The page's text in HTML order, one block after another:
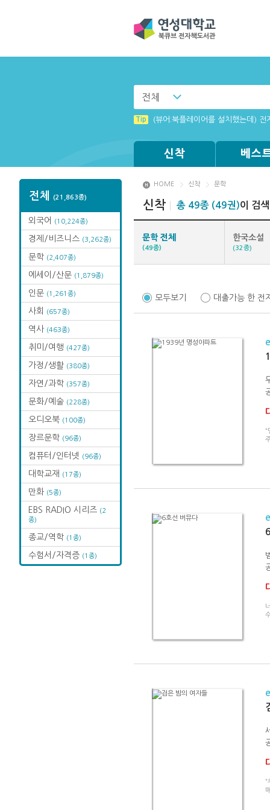
전체
Tip [003] 홈페이지_추천도서 기능 설
신착 베스
전체 (21,863종)
외국어 (10,224종)
경제/비즈니스 (3,262종)
문학 (2,407종)
에세이/산문 (1,879종)
인문 (1,261종)
사회 (657종)
역사 (463종)
취미/여행 (427종)
가정/생활 (380종)
자연/과학 (357종)
문화/예술 (228종)
오디오북 (100종)
장르문학 (96종)
컴퓨터/인터넷 (96종)
대학교재 (17종)
만화 (5종)
EBS RADIO 시리즈 (2
종)
종교/역학 (1종)
수험서/자격증 (1종)
HOME 신착 문학
신착 총 49종 (49권)이 검
문학 전체
(49종)
한국소설
(32종)
모두보기 대출가능 한 전
“
“